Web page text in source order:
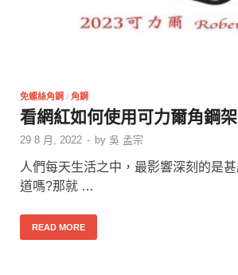
免螺絲角鋼 / 角鋼
看網紅如何使用可力爾角鋼架
29 8 月, 2022 - by 吳 孟宗
人們每天生活之中，最影響深刻的是
道嗎?那就 …
READ MORE